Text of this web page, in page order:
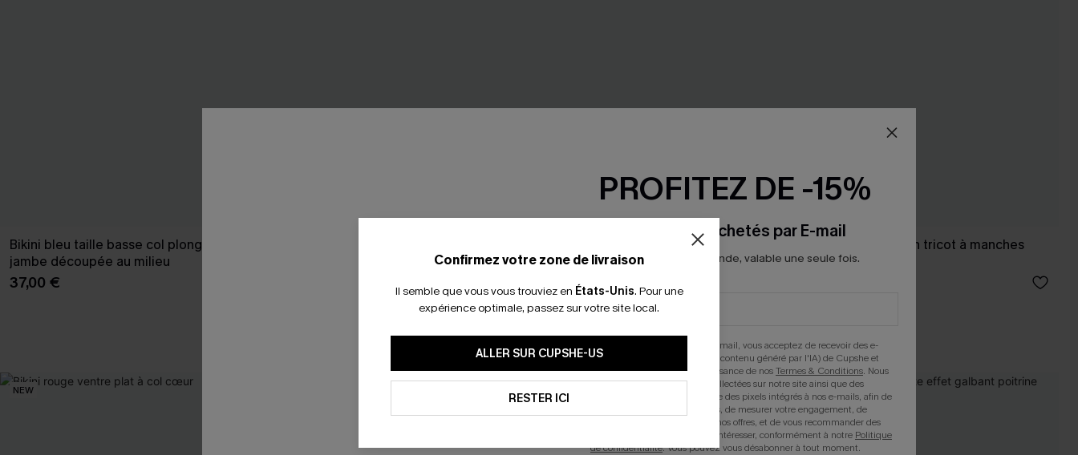
Bikini bleu taille basse col plongeant
jambe découpée au milieu
37,00 €
Maillot de bain une pièce bleu marine à
col plongeant
38,00 €
Combishort noir en tricot à manches
courtes
NEW NEW
Confirmez votre zone de livraison
Il semble que vous vous trouviez en États-Unis. Pour une
expérience optimale, passez sur votre site local.
ALLER SUR CUPSHE-US
RESTER ICI
PROFITEZ DE -15%
-15% dès 2 Achetés par E-mail
*Un code par commande, valable une seule fois.
En soumettant votre adresse e-mail, vous acceptez de recevoir des e-
mails marketing (y compris du contenu généré par l'IA) de Cupshe et
reconnaissez avoir pris connaissance de nosTermes & Conditions. Nous
pouvons utiliser les données collectées sur notre site ainsi que des
technologies de suivi, telles que des pixels intégrés à nos e-mails, afin de
savoir si ceux-ci ont été ouverts, de mesurer votre engagement, de
personnaliser nos contenus et nos offres, et de vous recommander des
produits susceptibles de vous intéresser, conformément à notre Politique
de confidentialité. Vous pouvez vous désabonner à tout moment.